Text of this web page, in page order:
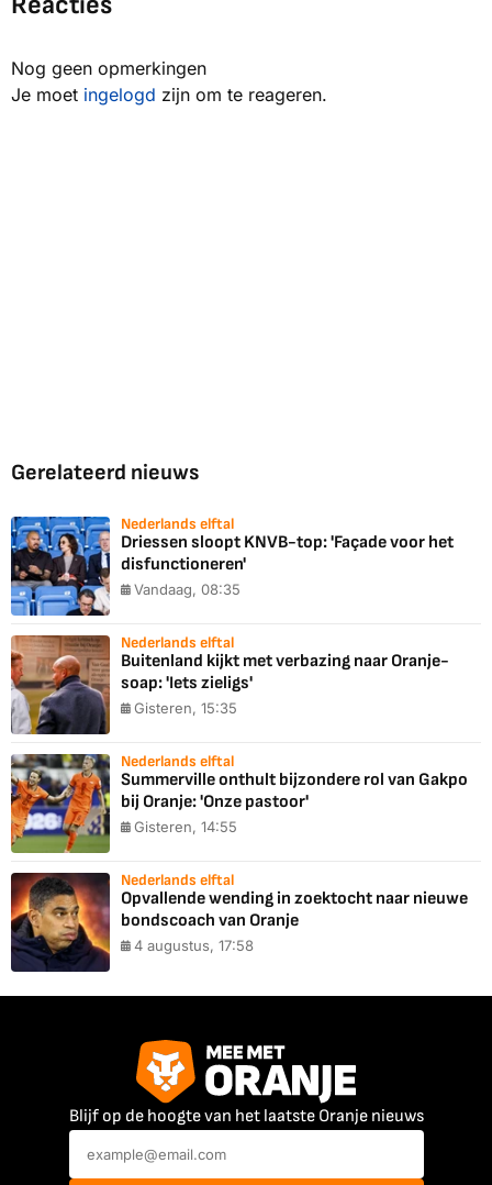
Nog geen opmerkingen
Je moet ingelogd zijn om te reageren.
Gerelateerd nieuws
Nederlands elftal
Driessen sloopt KNVB-top: 'Façade voor het
disfunctioneren'
Vandaag, 08:35
Nederlands elftal
Buitenland kijkt met verbazing naar Oranje-
soap: 'Iets zieligs'
Gisteren, 15:35
Nederlands elftal
Summerville onthult bijzondere rol van Gakpo
bij Oranje: 'Onze pastoor'
Gisteren, 14:55
Nederlands elftal
Opvallende wending in zoektocht naar nieuwe
bondscoach van Oranje
4 augustus, 17:58
Blijf op de hoogte van het laatste Oranje nieuws